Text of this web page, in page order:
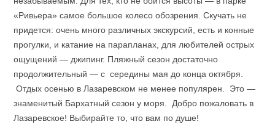
«Ривьера» самое большое колесо обозрения. Скучать не
придется: очень много различных экскурсий, есть и конные
прогулки, и катание на парапланах, для любителей острых
ощущений — джипинг. Пляжный сезон достаточно
продолжительный — с середины мая до конца октября.
Отдых осенью в Лазаревском не менее популярен. Это —
знаменитый Бархатный сезон у моря. Добро пожаловать в
Лазаревское! Выбирайте то, что вам по душе!